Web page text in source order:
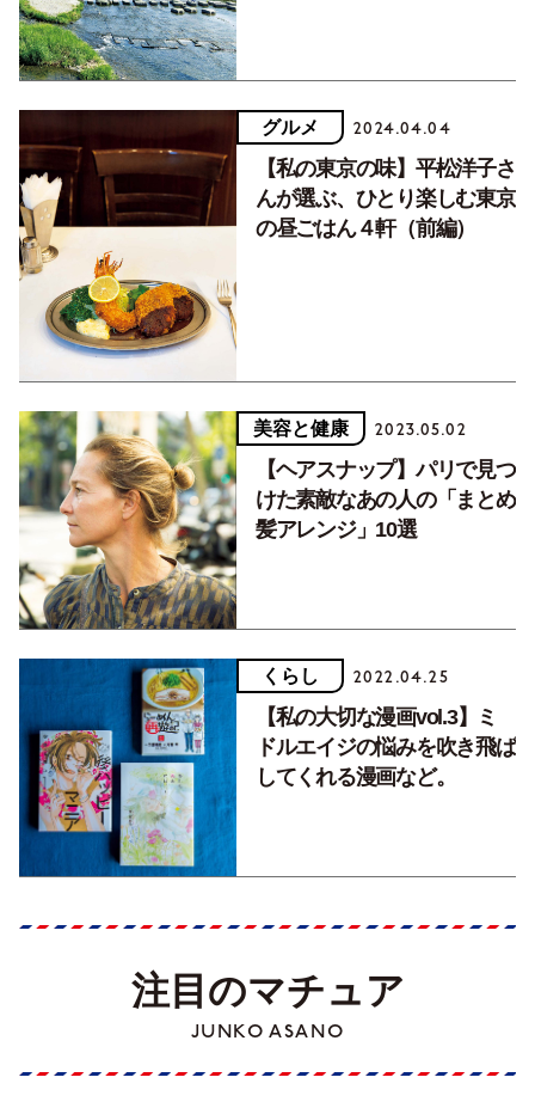
グルメ 2024.04.04
【私の東京の味】平松洋子さ
んが選ぶ、ひとり楽しむ東京
の昼ごはん４軒（前編）
美容と健康 2023.05.02
【ヘアスナップ】パリで見つ
けた素敵なあの人の「まとめ
髪アレンジ」10選
くらし 2022.04.25
【私の大切な漫画vol.3】ミ
ドルエイジの悩みを吹き飛ば
してくれる漫画など。
注目のマチュア
JUNKO ASANO